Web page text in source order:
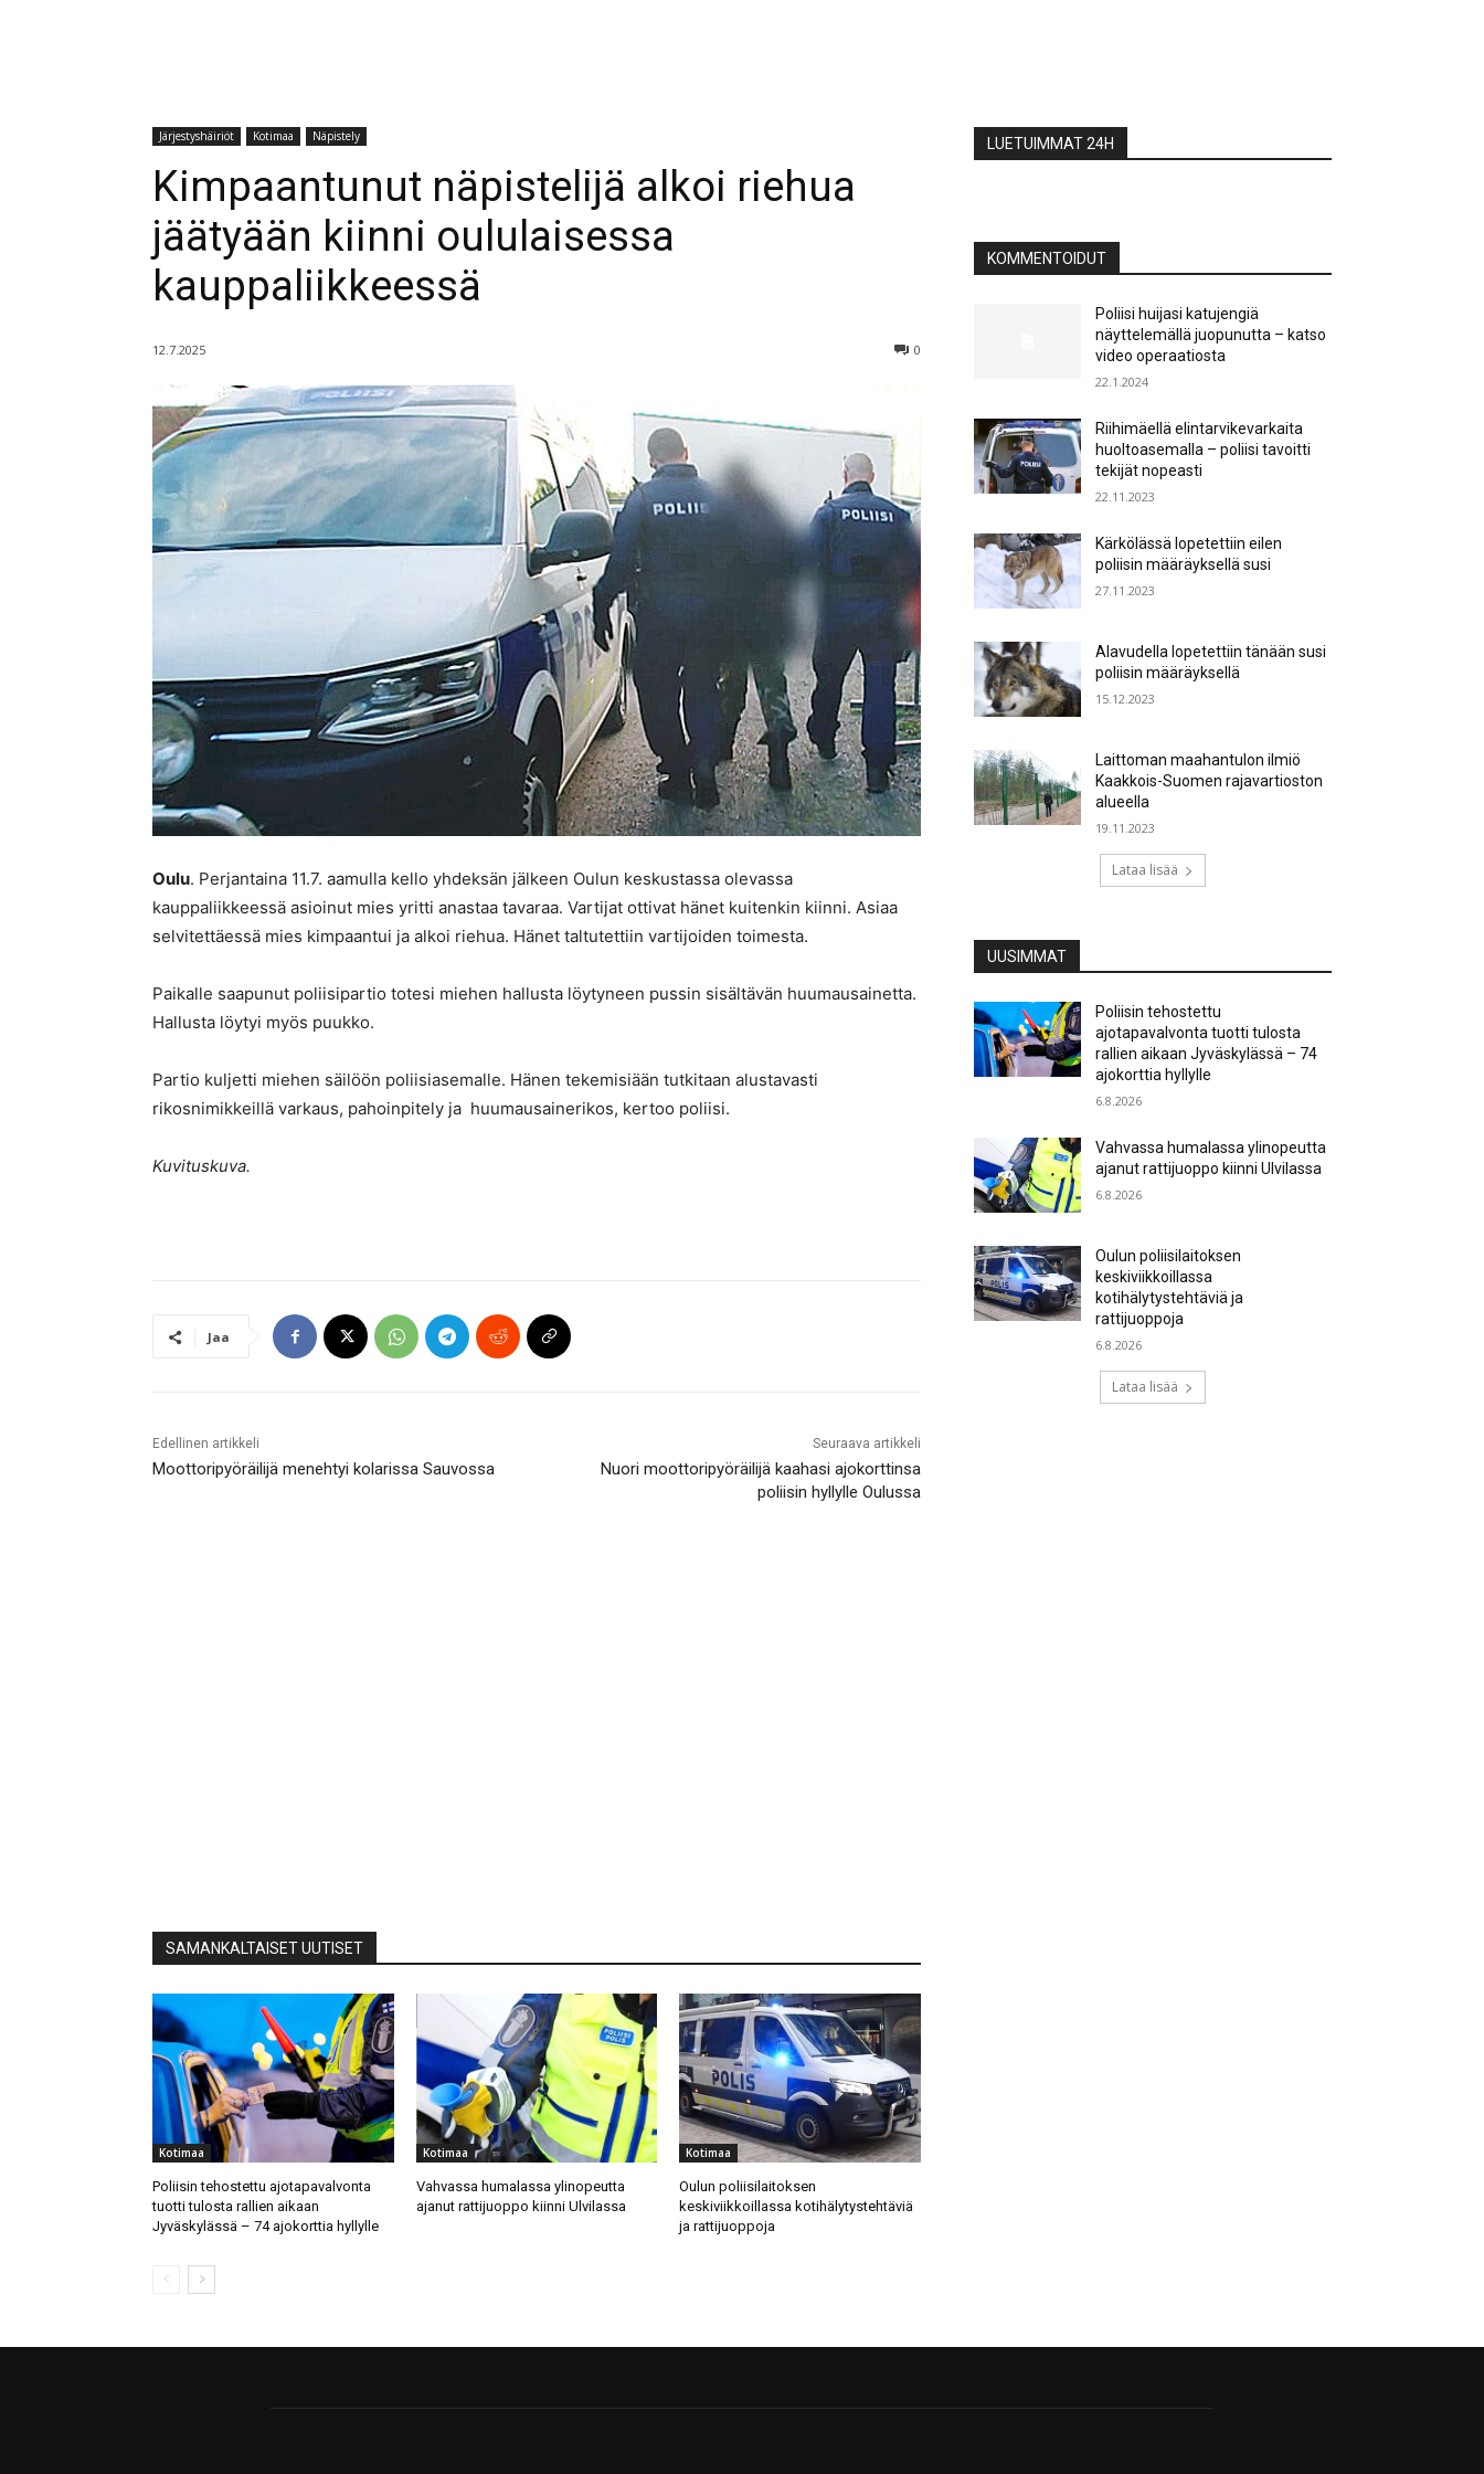
Järjestyshäiriöt Kotimaa Näpistely
Kimpaantunut näpistelijä alkoi riehua
jäätyään kiinni oululaisessa
kauppaliikkeessä
12.7.2025 0
Oulu. Perjantaina 11.7. aamulla kello yhdeksän jälkeen Oulun keskustassa olevassa
kauppaliikkeessä asioinut mies yritti anastaa tavaraa. Vartijat ottivat hänet kuitenkin kiinni. Asiaa
selvitettäessä mies kimpaantui ja alkoi riehua. Hänet taltutettiin vartijoiden toimesta.
Paikalle saapunut poliisipartio totesi miehen hallusta löytyneen pussin sisältävän huumausainetta.
Hallusta löytyi myös puukko.
Partio kuljetti miehen säilöön poliisiasemalle. Hänen tekemisiään tutkitaan alustavasti
rikosnimikkeillä varkaus, pahoinpitely ja huumausainerikos, kertoo poliisi.
Kuvituskuva.
Jaa
Edellinen artikkeli
Moottoripyöräilijä menehtyi kolarissa Sauvossa
Seuraava artikkeli
Nuori moottoripyöräilijä kaahasi ajokorttinsa
poliisin hyllylle Oulussa
SAMANKALTAISET UUTISET
Kotimaa
Poliisin tehostettu ajotapavalvonta
tuotti tulosta rallien aikaan
Jyväskylässä – 74 ajokorttia hyllylle
Kotimaa
Vahvassa humalassa ylinopeutta
ajanut rattijuoppo kiinni Ulvilassa
Kotimaa
Oulun poliisilaitoksen
keskiviikkoillassa kotihälytystehtäviä
ja rattijuoppoja
LUETUIMMAT 24H
KOMMENTOIDUT
Poliisi huijasi katujengiä
näyttelemällä juopunutta – katso
video operaatiosta
22.1.2024
Riihimäellä elintarvikevarkaita
huoltoasemalla – poliisi tavoitti
tekijät nopeasti
22.11.2023
Kärkölässä lopetettiin eilen
poliisin määräyksellä susi
27.11.2023
Alavudella lopetettiin tänään susi
poliisin määräyksellä
15.12.2023
Laittoman maahantulon ilmiö
Kaakkois-Suomen rajavartioston
alueella
19.11.2023
Lataa lisää
UUSIMMAT
Poliisin tehostettu
ajotapavalvonta tuotti tulosta
rallien aikaan Jyväskylässä – 74
ajokorttia hyllylle
6.8.2026
Vahvassa humalassa ylinopeutta
ajanut rattijuoppo kiinni Ulvilassa
6.8.2026
Oulun poliisilaitoksen
keskiviikkoillassa
kotihälytystehtäviä ja
rattijuoppoja
6.8.2026
Lataa lisää